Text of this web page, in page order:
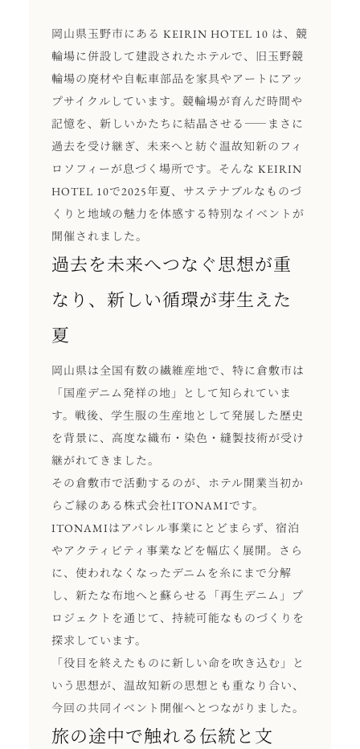
岡山県玉野市にある KEIRIN HOTEL 10 は、競
輪場に併設して建設されたホテルで、旧玉野競
輪場の廃材や自転車部品を家具やアートにアッ
プサイクルしています。競輪場が育んだ時間や
記憶を、新しいかたちに結晶させる――まさに
過去を受け継ぎ、未来へと紡ぐ温故知新のフィ
ロソフィーが息づく場所です。そんな KEIRIN
HOTEL 10で2025年夏、サステナブルなものづ
くりと地域の魅力を体感する特別なイベントが
開催されました。
過去を未来へつなぐ思想が重
なり、新しい循環が芽生えた
夏
岡山県は全国有数の繊維産地で、特に倉敷市は
「国産デニム発祥の地」として知られていま
す。戦後、学生服の生産地として発展した歴史
を背景に、高度な織布・染色・縫製技術が受け
継がれてきました。
その倉敷市で活動するのが、ホテル開業当初か
らご縁のある株式会社ITONAMIです。
ITONAMIはアパレル事業にとどまらず、宿泊
やアクティビティ事業などを幅広く展開。さら
に、使われなくなったデニムを糸にまで分解
し、新たな布地へと蘇らせる「再生デニム」プ
ロジェクトを通じて、持続可能なものづくりを
探求しています。
「役目を終えたものに新しい命を吹き込む」と
いう思想が、温故知新の思想とも重なり合い、
今回の共同イベント開催へとつながりました。
旅の途中で触れる伝統と文